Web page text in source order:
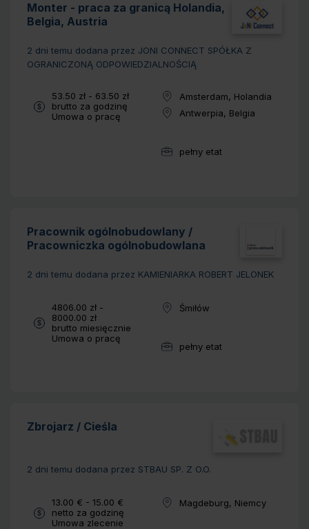
Monter - praca za granicą Holandia,
Belgia, Austria
2 dni temu dodana przez JONI CONNECT SPÓŁKA Z
OGRANICZONĄ ODPOWIEDZIALNOŚCIĄ
Wynagrodzenie:
53.50 zł - 63.50 zł
brutto za godzinę
Typ umowy:
Umowa o pracę
Lokalizacja:
Amsterdam, Holandia
Lokalizacja:
Antwerpia, Belgia
Wymiar pracy:
pełny etat
Pracownik ogólnobudowlany /
Pracowniczka ogólnobudowlana
2 dni temu dodana przez KAMIENIARKA ROBERT JELONEK
Wynagrodzenie:
4806.00 zł -
8000.00 zł
brutto miesięcznie
Typ umowy:
Umowa o pracę
Lokalizacja:
Śmiłów
Wymiar pracy:
pełny etat
Zbrojarz / Cieśla
2 dni temu dodana przez STBAU SP. Z O.O.
Wynagrodzenie:
13.00 € - 15.00 €
netto za godzinę
Typ umowy:
Umowa zlecenie
Lokalizacja:
Magdeburg, Niemcy